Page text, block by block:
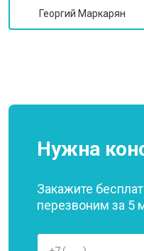
Георгий Маркарян
Нужна
Закажите
перезвоним за 5